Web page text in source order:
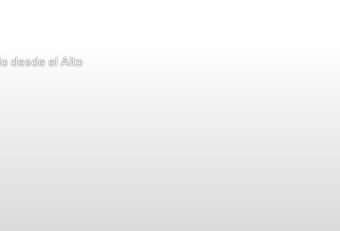
desde el Alto